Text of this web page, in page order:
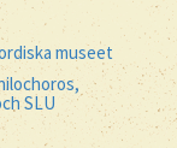
museet
SLU